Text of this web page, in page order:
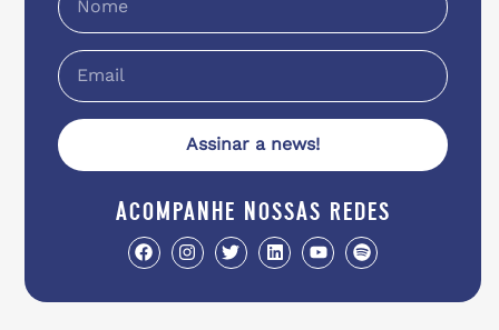
Assinar a news!
acompanhe nossas redes